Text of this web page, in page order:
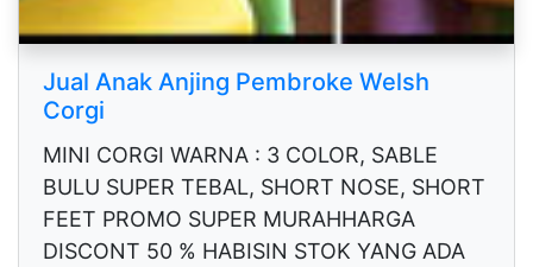
Jual Anak Anjing Pembroke Welsh
Corgi
MINI CORGI WARNA : 3 COLOR, SABLE
BULU SUPER TEBAL, SHORT NOSE, SHORT
FEET PROMO SUPER MURAHHARGA
DISCONT 50 % HABISIN STOK YANG ADA